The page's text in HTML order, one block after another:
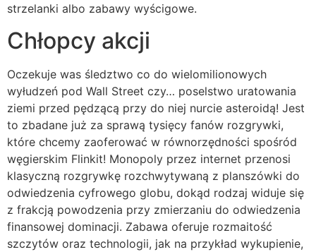
strzelanki albo zabawy wyścigowe.
Chłopcy akcji
Oczekuje was śledztwo co do wielomilionowych
wyłudzeń pod Wall Street czy… poselstwo uratowania
ziemi przed pędzącą przy do niej nurcie asteroidą! Jest
to zbadane już za sprawą tysięcy fanów rozgrywki,
które chcemy zaoferować w równorzędności spośród
węgierskim Flinkit! Monopoly przez internet przenosi
klasyczną rozgrywkę rozchwytywaną z planszówki do
odwiedzenia cyfrowego globu, dokąd rodzaj widuje się
z frakcją powodzenia przy zmierzaniu do odwiedzenia
finansowej dominacji. Zabawa oferuje rozmaitość
szczytów oraz technologii, jak na przykład wykupienie,